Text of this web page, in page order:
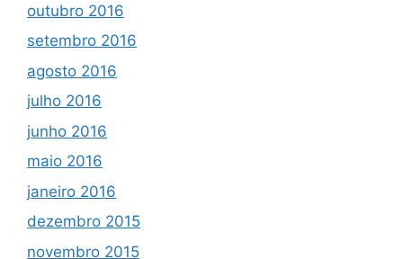
outubro 2016
setembro 2016
agosto 2016
julho 2016
junho 2016
maio 2016
janeiro 2016
dezembro 2015
novembro 2015